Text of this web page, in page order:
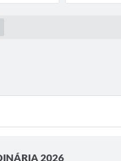
2026